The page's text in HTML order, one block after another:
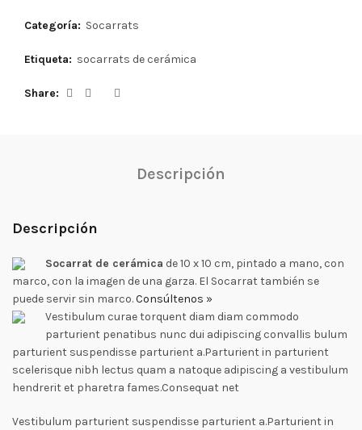
Categoría: Socarrats
Etiqueta: socarrats de cerámica
Share
Descripción
Descripción
Socarrat de cerámica de 10 x 10 cm, pintado a mano, con
marco, con la imagen de una garza. El Socarrat también se
puede servir sin marco.Consúltenos »
Vestibulum curae torquent diam diam commodo
parturient penatibus nunc dui adipiscing convallis bulum
parturient suspendisse parturient a.Parturient in parturient
scelerisque nibh lectus quam a natoque adipiscing a vestibulum
hendrerit et pharetra fames.Consequat net
Vestibulum parturient suspendisse parturient a.Parturient in